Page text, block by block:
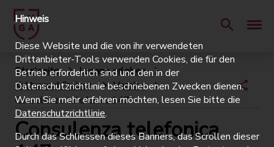
Startseite
Lugano erleben
Kultur und Freizeit
Vereine
Consulenza telefonica 147
Consulenza telefonica
Hinweis
Diese Website und die von ihr verwendeten
Drittanbieter-Tools verwenden Cookies, die für den
Betrieb erforderlich sind und den in der
Datenschutzrichtlinie beschriebenen Zwecken dienen.
Wenn Sie mehr erfahren möchten, lesen Sie bitte die
Datenschutzrichtlinie.
Durch das Schliessen dieses Banners, das Scrollen dieser